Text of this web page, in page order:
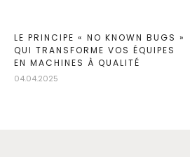
LE PRINCIPE « NO KNOWN BUGS »
QUI TRANSFORME VOS ÉQUIPES
EN MACHINES À QUALITÉ
04.04.2025